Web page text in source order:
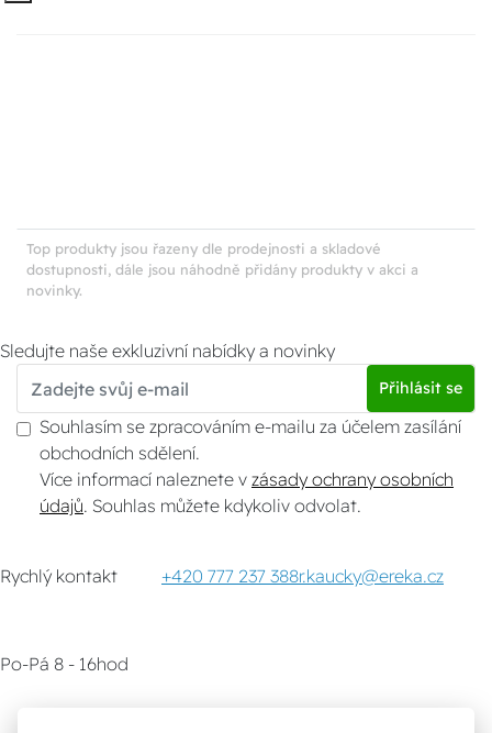
Top produkty jsou řazeny dle prodejnosti a skladové
dostupnosti, dále jsou náhodně přidány produkty v akci a
novinky.
Sledujte naše exkluzivní nabídky a novinky
Přihlásit se
Souhlasím se zpracováním e-mailu za účelem zasílání
obchodních sdělení.
Více informací naleznete v zásady ochrany osobních
údajů . Souhlas můžete kdykoliv odvolat.
Rychlý kontakt +420 777 237 388r.kaucky@ereka.cz
Po-Pá 8 - 16hod